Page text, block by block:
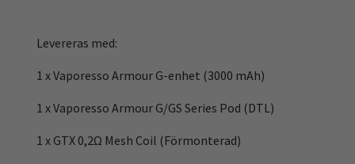
Levereras med:
1 x Vaporesso Armour G-enhet (3000 mAh)
1 x Vaporesso Armour G/GS Series Pod (DTL)
1 x GTX 0,2Ω Mesh Coil (Förmonterad)